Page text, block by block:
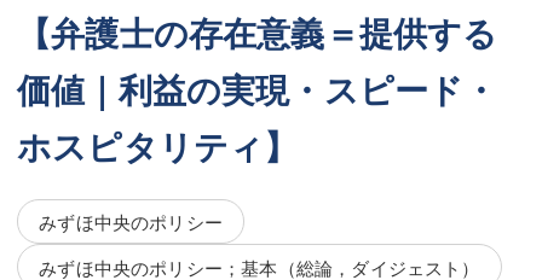
坂本 陽一
桶川 聡
三平 隆史
吉元 優仁
小川 祐
坂本 陽一
桶川 聡
三平 隆史
吉元 優仁
弁護士費用
【弁護士の存在意義＝提供する
価値｜利益の実現・スピード・
ホスピタリティ】
みずほ中央のポリシー
みずほ中央のポリシー；基本（総論，ダイジェスト）